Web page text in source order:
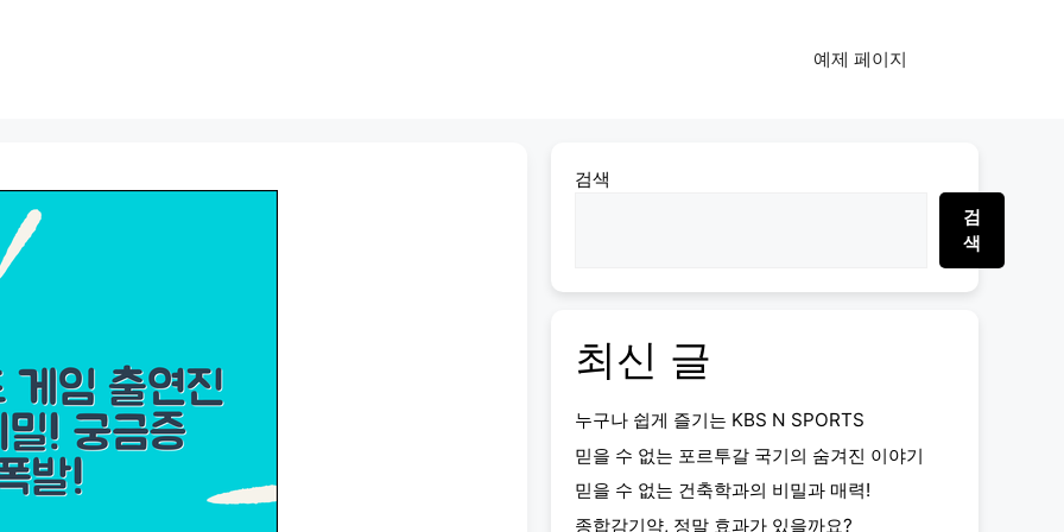
예제 페이지
검색
검
색
최신 글
누구나 쉽게 즐기는 KBS N SPORTS
믿을 수 없는 포르투갈 국기의 숨겨진 이야기
믿을 수 없는 건축학과의 비밀과 매력!
종합감기약, 정말 효과가 있을까요?